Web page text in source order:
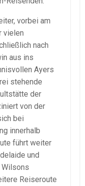
vorbei am
vielen
nach
aus ins
Ayers
stehende
der
von der
bei
innerhalb
führt weiter
und
Reiseroute